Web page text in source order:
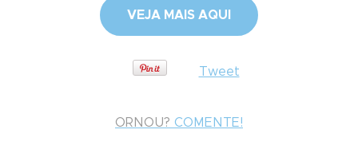
VEJA MAIS AQUI
Tweet
ORNOU? COMENTE!